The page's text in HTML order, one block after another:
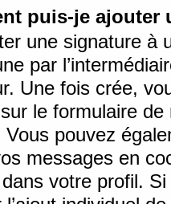
puis-je ajouter
une signature à
par
Une fois crée,
sur le formulaire de
Vous pouvez
messages en
votre profil.